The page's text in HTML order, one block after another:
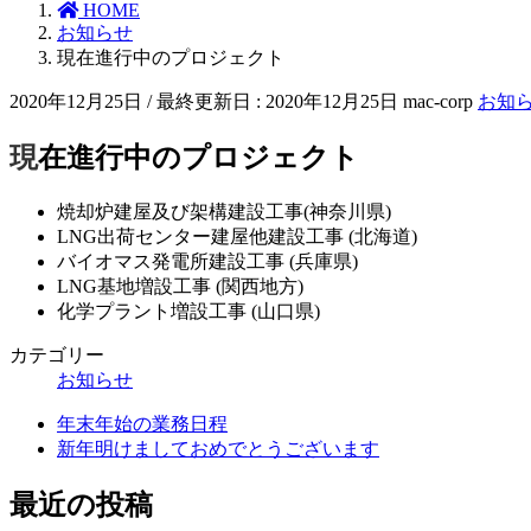
HOME
お知らせ
現在進行中のプロジェクト
2020年12月25日 / 最終更新日 : 2020年12月25日 mac-corp お知
現在進行中のプロジェクト
焼却炉建屋及び架構建設工事(神奈川県)
LNG出荷センター建屋他建設工事 (北海道)
バイオマス発電所建設工事 (兵庫県)
LNG基地増設工事 (関西地方)
化学プラント増設工事 (山口県)
カテゴリー
お知らせ
年末年始の業務日程
新年明けましておめでとうございます
最近の投稿